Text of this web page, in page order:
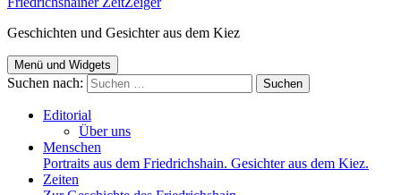
Geschichten und Gesichter aus dem Kiez
Menü und Widgets
Suchen nach:
Editorial
Über uns
Menschen
Portraits aus dem Friedrichshain. Gesichter aus dem Kiez.
Zeiten